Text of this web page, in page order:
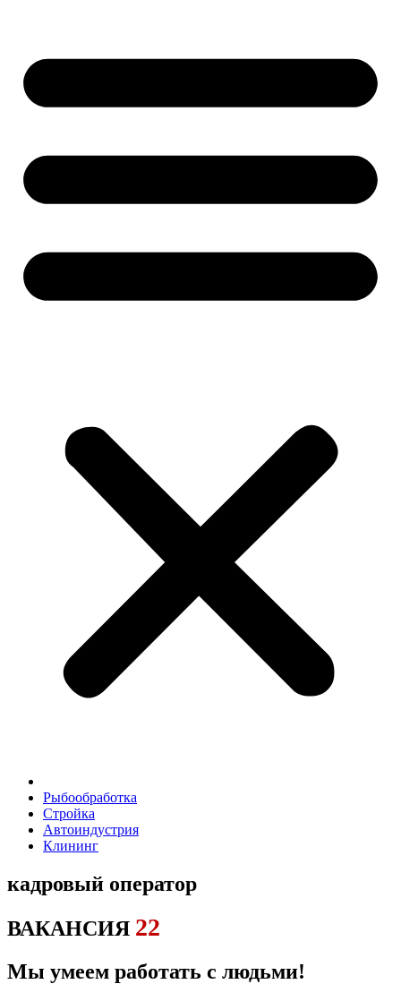
Рыбообработка
Стройка
Автоиндустрия
Клининг
кадровый оператор
ВАКАНСИЯ 22
Мы умеем работать с людьми!